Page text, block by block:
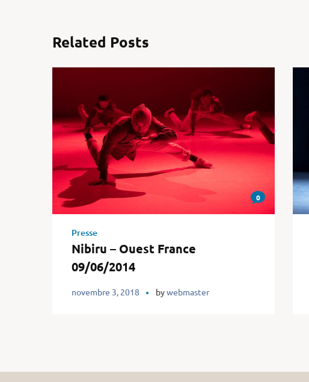
Related Posts
0
Presse
Nibiru – Ouest France
09/06/2014
novembre 3, 2018 bywebmaster